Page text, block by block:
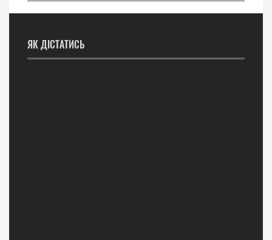
ЯК ДІСТАТИСЬ